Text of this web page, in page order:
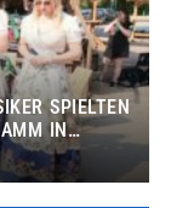
SPIELTEN
IN